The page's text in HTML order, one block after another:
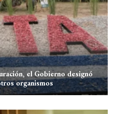
el Gobierno designó
organismos